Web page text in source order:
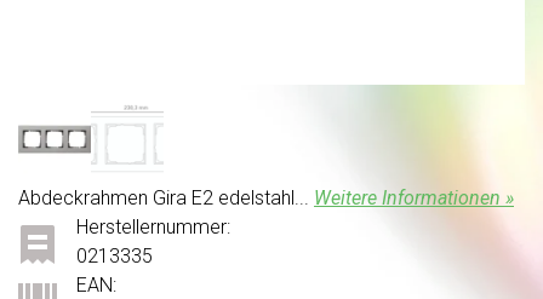
Abdeckrahmen Gira E2 edelstahl... Weitere Informationen »
Herstellernummer:
0213335
EAN: